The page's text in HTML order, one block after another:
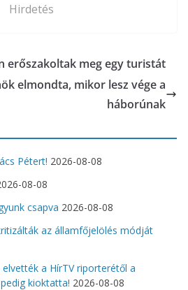
Hirdetés
erőszakoltak meg egy turistát
elmondta, mikor lesz vége a
háborúnak
Pétert! 2026-08-08
08-08
csapva 2026-08-08
az államfőjelölés módját
a HírTV riporterétől a
kioktatta! 2026-08-08